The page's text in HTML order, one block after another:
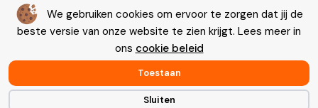
We gebruiken cookies om ervoor te zorgen dat jij de
beste versie van onze website te zien krijgt. Lees meer in
ons cookie beleid
Toestaan
Sluiten
Voorwaarden|Disclaimer| Privacy| Cookie beleid
© Copyright 2026 – Vuilniszak.nl |Webdesign by Yooker
with 💙